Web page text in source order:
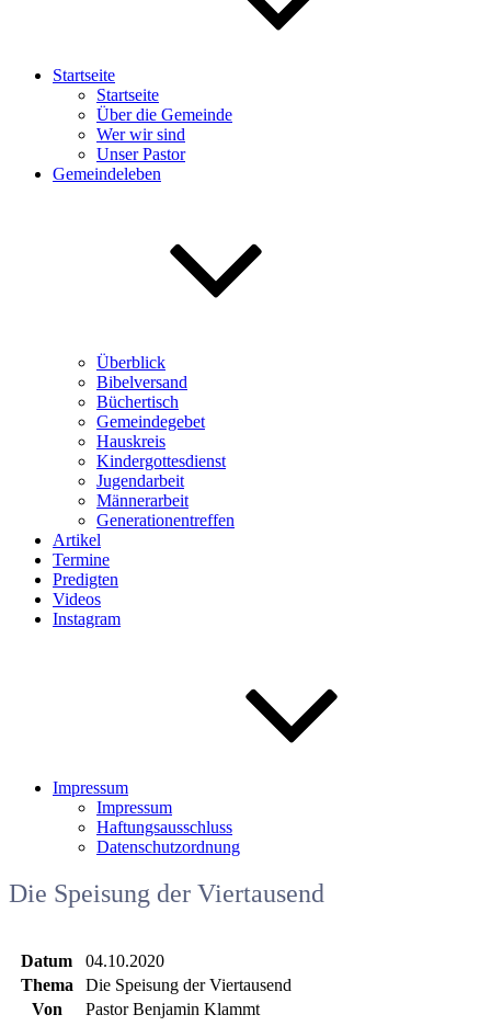
Startseite
Startseite
Über die Gemeinde
Wer wir sind
Unser Pastor
Gemeindeleben
Überblick
Bibelversand
Büchertisch
Gemeindegebet
Hauskreis
Kindergottesdienst
Jugendarbeit
Männerarbeit
Generationentreffen
Artikel
Termine
Predigten
Videos
Instagram
Impressum
Impressum
Haftungsausschluss
Datenschutzordnung
Die Speisung der Viertausend
Datum
04.10.2020
Thema
Die Speisung der Viertausend
Von
Pastor Benjamin Klammt